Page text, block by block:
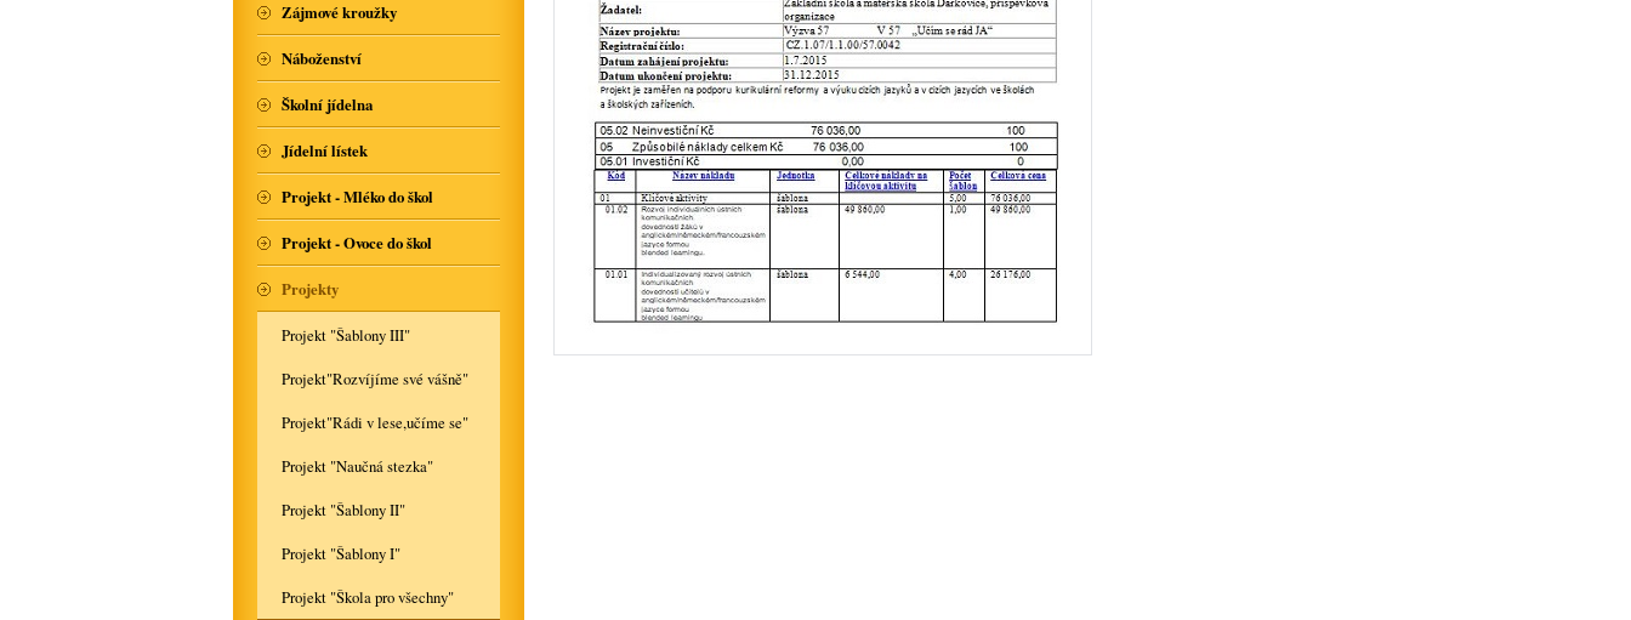
Zájmové kroužky
Náboženství
Školní jídelna
Jídelní lístek
Projekt - Mléko do škol
Projekt - Ovoce do škol
Projekty
Projekt "Šablony III"
Projekt"Rozvíjíme své vášně"
Projekt"Rádi v lese,učíme se"
Projekt "Naučná stezka"
Projekt "Šablony II"
Projekt "Šablony I"
Projekt "Škola pro všechny"